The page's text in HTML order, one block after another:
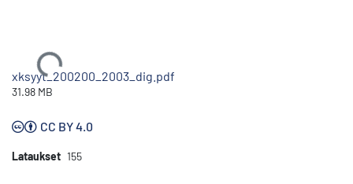
Ladataan...
xksyyt_200200_2003_dig.pdf
31.98 MB
CC BY 4.0
Lataukset 155